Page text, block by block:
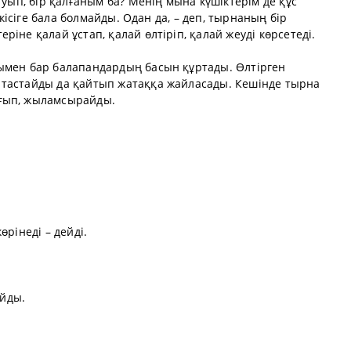
бала болмайды. Одан да, – деп, тырнаның бір
қалай ұстап, қалай өлтіріп, қалай жеуді көрсетеді.
бар балапандардың басын құртады. Өлтірген
да қайтып жатаққа жайласады. Кешінде тырна
жыламсырайды.
– дейді.